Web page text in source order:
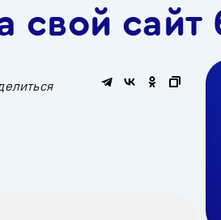
свой сайт